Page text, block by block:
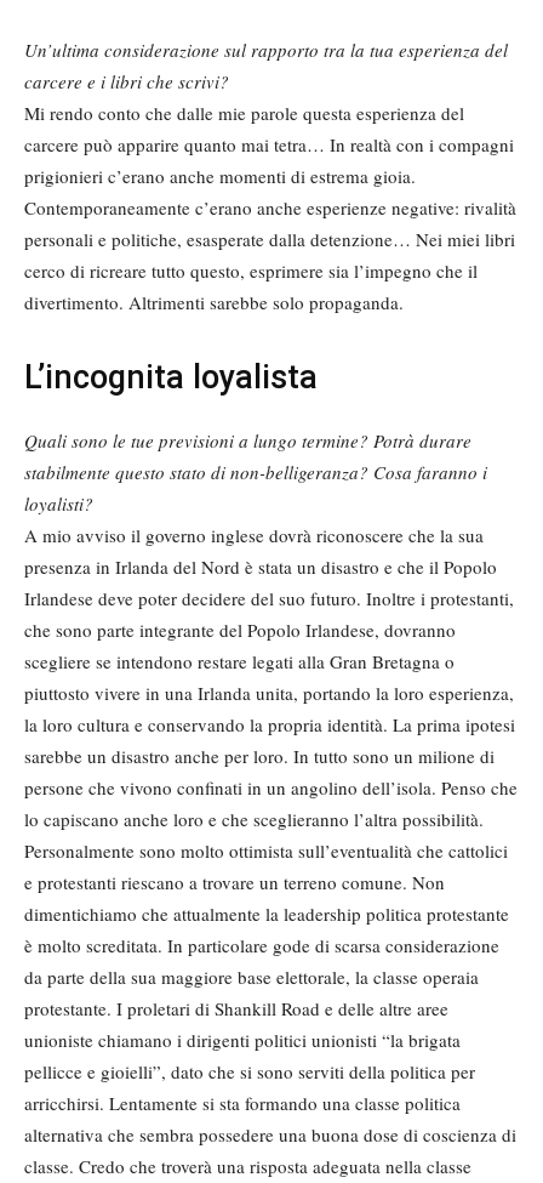
Un’ultima considerazione sul rapporto tra la tua esperienza del
carcere e i libri che scrivi?
Mi rendo conto che dalle mie parole questa esperienza del
carcere può apparire quanto mai tetra… In realtà con i compagni
prigionieri c’erano anche momenti di estrema gioia.
Contemporaneamente c’erano anche esperienze negative: rivalità
personali e politiche, esasperate dalla detenzione… Nei miei libri
cerco di ricreare tutto questo, esprimere sia l’impegno che il
divertimento. Altrimenti sarebbe solo propaganda.
L’incognita loyalista
Quali sono le tue previsioni a lungo termine? Potrà durare
stabilmente questo stato di non-belligeranza? Cosa faranno i
loyalisti?
A mio avviso il governo inglese dovrà riconoscere che la sua
presenza in Irlanda del Nord è stata un disastro e che il Popolo
Irlandese deve poter decidere del suo futuro. Inoltre i protestanti,
che sono parte integrante del Popolo Irlandese, dovranno
scegliere se intendono restare legati alla Gran Bretagna o
piuttosto vivere in una Irlanda unita, portando la loro esperienza,
la loro cultura e conservando la propria identità. La prima ipotesi
sarebbe un disastro anche per loro. In tutto sono un milione di
persone che vivono confinati in un angolino dell’isola. Penso che
lo capiscano anche loro e che sceglieranno l’altra possibilità.
Personalmente sono molto ottimista sull’eventualità che cattolici
e protestanti riescano a trovare un terreno comune. Non
dimentichiamo che attualmente la leadership politica protestante
è molto screditata. In particolare gode di scarsa considerazione
da parte della sua maggiore base elettorale, la classe operaia
protestante. I proletari di Shankill Road e delle altre aree
unioniste chiamano i dirigenti politici unionisti “la brigata
pellicce e gioielli”, dato che si sono serviti della politica per
arricchirsi. Lentamente si sta formando una classe politica
alternativa che sembra possedere una buona dose di coscienza di
classe. Credo che troverà una risposta adeguata nella classe